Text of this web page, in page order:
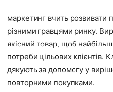
маркетинг вчить розвивати
різними гравцями ринку.
якісний товар, щоб
потреби цільових клієнтів.
дякують за допомогу у
повторними покупками.